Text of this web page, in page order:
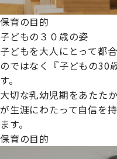
プライムスターほいくえ
続けられる環境づくりに
【えるぼし認定(☆☆)】
保育の目的
子どもの３０歳の姿
子どもを大人にとって都
のではなく『子どもの30
す。
大切な乳幼児期をあたた
が生涯にわたって自信を
ます。
保育の目的